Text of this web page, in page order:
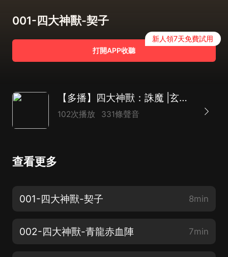
001-四大神獸-契子
打開APP收聽
新人領7天免費試用
【多播】四大神獸：誅魔 |玄幻穿越|神魔大戰
102次播放 331條聲音
查看更多
001-四大神獸-契子 8min
002-四大神獸-青龍赤血陣 7min